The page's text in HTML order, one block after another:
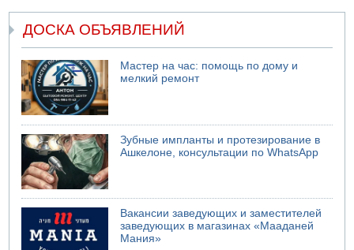
ДОСКА ОБЪЯВЛЕНИЙ
Мастер на час: помощь по дому и
мелкий ремонт
Зубные импланты и протезирование в
Ашкелоне, консультации по WhatsApp
Вакансии заведующих и заместителей
заведующих в магазинах «Мааданей
Мания»